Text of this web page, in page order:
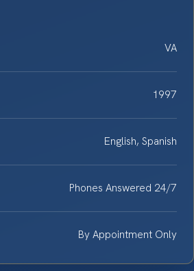
VA
1997
English, Spanish
Phones Answered 24/7
By Appointment Only